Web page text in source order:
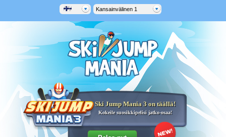
Kansainvälinen 1
Ski Jump Mania 3 on täällä!
Kokeile suosikkipelisi jatko-osaa!